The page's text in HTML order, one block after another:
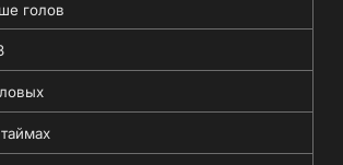
голов